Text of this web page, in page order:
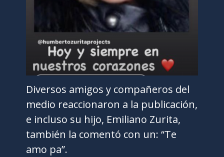
Diversos amigos y compañeros del
medio reaccionaron a la publicación,
e incluso su hijo, Emiliano Zurita,
también la comentó con un: “Te
amo pa”.